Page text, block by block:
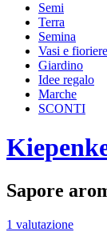
Semi
Terra
Semina
Vasi e fioriere
Giardino
Idee regalo
Marche
SCONTI
Sapore
1 valutazione